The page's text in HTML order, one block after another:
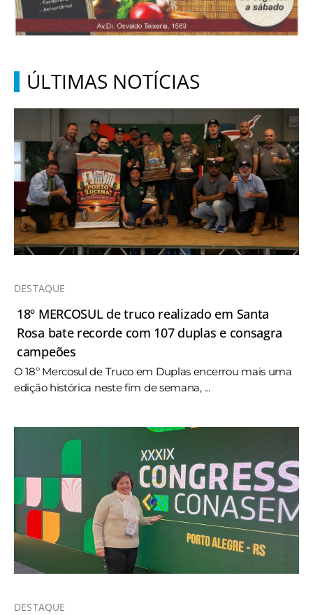
ÚLTIMAS NOTÍCIAS
DESTAQUE
18º MERCOSUL de truco realizado em Santa
Rosa bate recorde com 107 duplas e consagra
campeões
O 18º Mercosul de Truco em Duplas encerrou mais uma
edição histórica neste fim de semana, ...
DESTAQUE